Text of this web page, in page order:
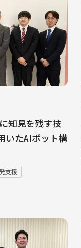
知見を残す技
いたAIボット構
支援